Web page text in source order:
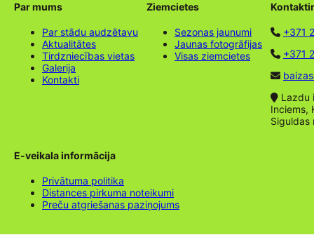
Par mums
Par stādu audzētavu
Aktualitātes
Tirdzniecības vietas
Galerija
Kontakti
Ziemcietes
Sezonas jaunumi
Jaunas fotogrāfijas
Visas ziemcietes
+371
+371
Lazdu
Inciems,
Siguldas
E-veikala informācija
Privātuma politika
Distances pirkuma noteikumi
Preču atgriešanas paziņojums